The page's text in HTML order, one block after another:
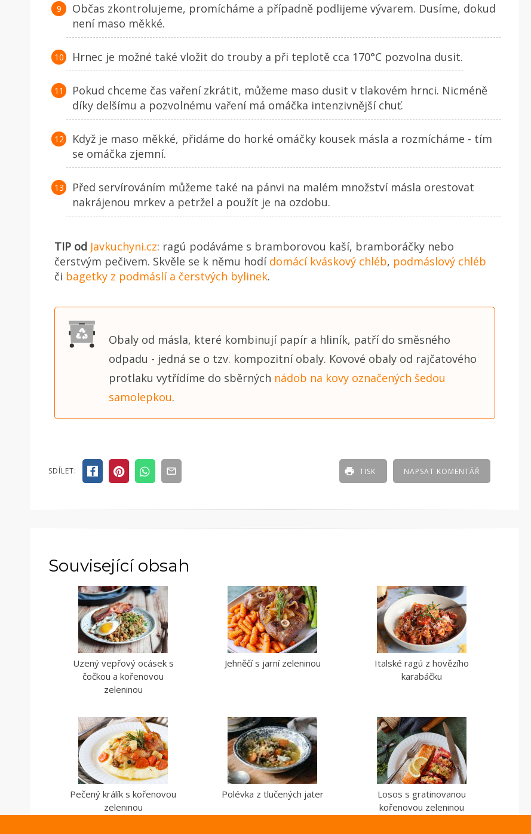
Občas zkontrolujeme, promícháme a případně podlijeme vývarem. Dusíme, dokud
není maso měkké.
Hrnec je možné také vložit do trouby a při teplotě cca 170°C pozvolna dusit.
Pokud chceme čas vaření zkrátit, můžeme maso dusit v tlakovém hrnci. Nicméně
díky delšímu a pozvolnému vaření má omáčka intenzivnější chuť.
Když je maso měkké, přidáme do horké omáčky kousek másla a rozmícháme - tím
se omáčka zjemní.
Před servírováním můžeme také na pánvi na malém množství másla orestovat
nakrájenou mrkev a petržel a použít je na ozdobu.
TIP od Javkuchyni.cz: ragú podáváme s bramborovou kaší, bramboráčky nebo
čerstvým pečivem. Skvěle se k němu hodí domácí kváskový chléb, podmáslový chléb
či bagetky z podmáslí a čerstvých bylinek.
Obaly od másla, které kombinují papír a hliník, patří do směsného
odpadu - jedná se o tzv. kompozitní obaly. Kovové obaly od rajčatového
protlaku vytřídíme do sběrných nádob na kovy označených šedou
samolepkou.
SDÍLET: NAPSAT KOMENTÁŘ
TISK
Související obsah
Uzený vepřový ocásek s
čočkou a kořenovou
zeleninou
Jehněčí s jarní zeleninou
Italské ragú z hovězího
karabáčku
Pečený králík s kořenovou
zeleninou
Polévka z tlučených jater
Losos s gratinovanou
kořenovou zeleninou